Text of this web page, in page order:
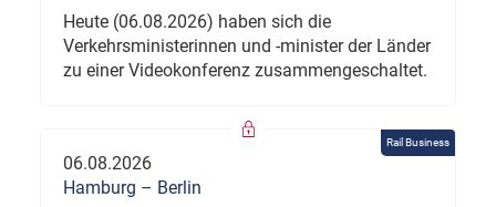
Heute (06.08.2026) haben sich die
Verkehrsministerinnen und -minister der Länder
zu einer Videokonferenz zusammengeschaltet.
Rail Business
06.08.2026
Hamburg – Berlin